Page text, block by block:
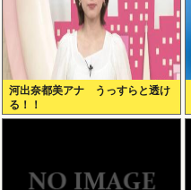
河出奈都美アナ うっすらと透け
る！！